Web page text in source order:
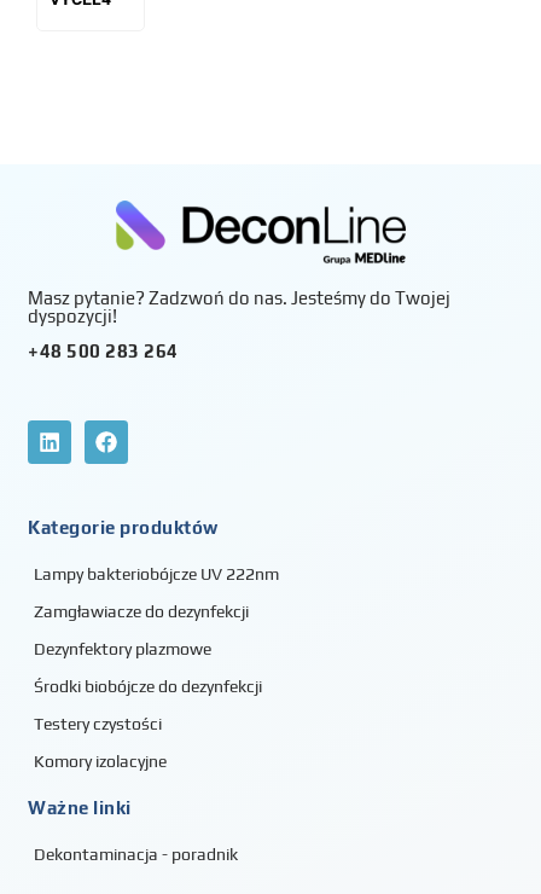
Masz pytanie? Zadzwoń do nas. Jesteśmy do Twojej
dyspozycji!
+48 500 283 264
Kategorie produktów
Lampy bakteriobójcze UV 222nm
Zamgławiacze do dezynfekcji
Dezynfektory plazmowe
Środki biobójcze do dezynfekcji
Testery czystości
Komory izolacyjne
Ważne linki
Dekontaminacja - poradnik